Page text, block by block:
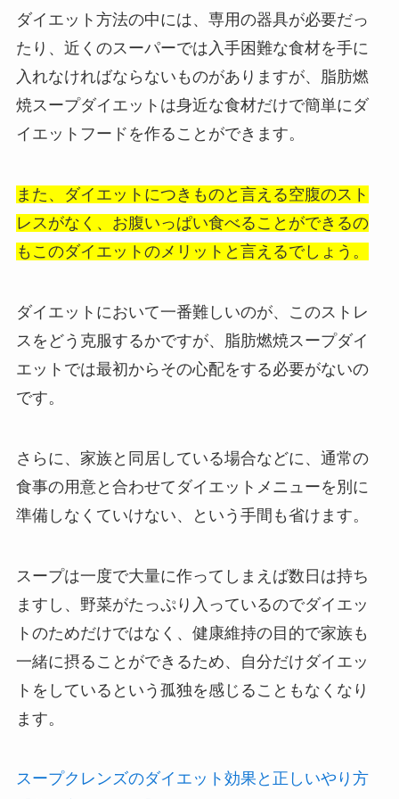
ダイエット方法の中には、専用の器具が必要だっ
たり、近くのスーパーでは入手困難な食材を手に
入れなければならないものがありますが、脂肪燃
焼スープダイエットは身近な食材だけで簡単にダ
イエットフードを作ることができます。
また、ダイエットにつきものと言える空腹のスト
レスがなく、お腹いっぱい食べることができるの
もこのダイエットのメリットと言えるでしょう。
ダイエットにおいて一番難しいのが、このストレ
スをどう克服するかですが、脂肪燃焼スープダイ
エットでは最初からその心配をする必要がないの
です。
さらに、家族と同居している場合などに、通常の
食事の用意と合わせてダイエットメニューを別に
準備しなくていけない、という手間も省けます。
スープは一度で大量に作ってしまえば数日は持ち
ますし、野菜がたっぷり入っているのでダイエッ
トのためだけではなく、健康維持の目的で家族も
一緒に摂ることができるため、自分だけダイエッ
トをしているという孤独を感じることもなくなり
ます。
スープクレンズのダイエット効果と正しいやり方